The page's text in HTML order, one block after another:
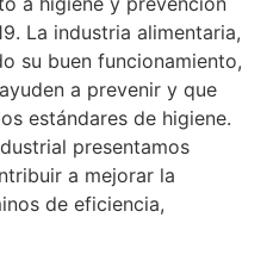
La industria alimentaria,
su buen funcionamiento,
a prevenir y que
estándares de higiene.
presentamos
a mejorar la
de eficiencia,